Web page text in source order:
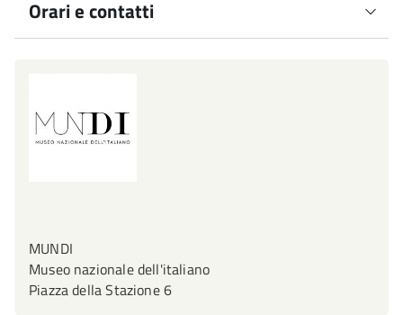
cellulare Aliseo.jpg
Orari e contatti
è prevista per il 2024.
MUNDI
Museo nazionale dell'italiano
Piazza della Stazione 6